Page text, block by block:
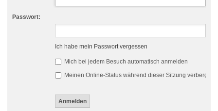
Passwort:
Ich habe mein Passwort vergessen
Mich bei jedem Besuch automatisch anmelden
Meinen Online-Status während dieser Sitzung verbergen